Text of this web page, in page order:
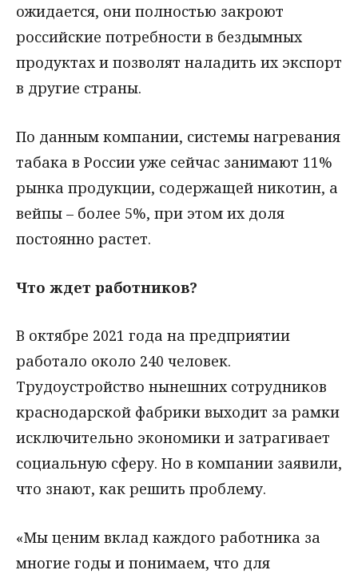
ожидается, они полностью закроют
российские потребности в бездымных
продуктах и позволят наладить их экспорт
в другие страны.
По данным компании, системы нагревания
табака в России уже сейчас занимают 11%
рынка продукции, содержащей никотин, а
вейпы – более 5%, при этом их доля
постоянно растет.
Что ждет работников?
В октябре 2021 года на предприятии
работало около 240 человек.
Трудоустройство нынешних сотрудников
краснодарской фабрики выходит за рамки
исключительно экономики и затрагивает
социальную сферу. Но в компании заявили,
что знают, как решить проблему.
«Мы ценим вклад каждого работника за
многие годы и понимаем, что для